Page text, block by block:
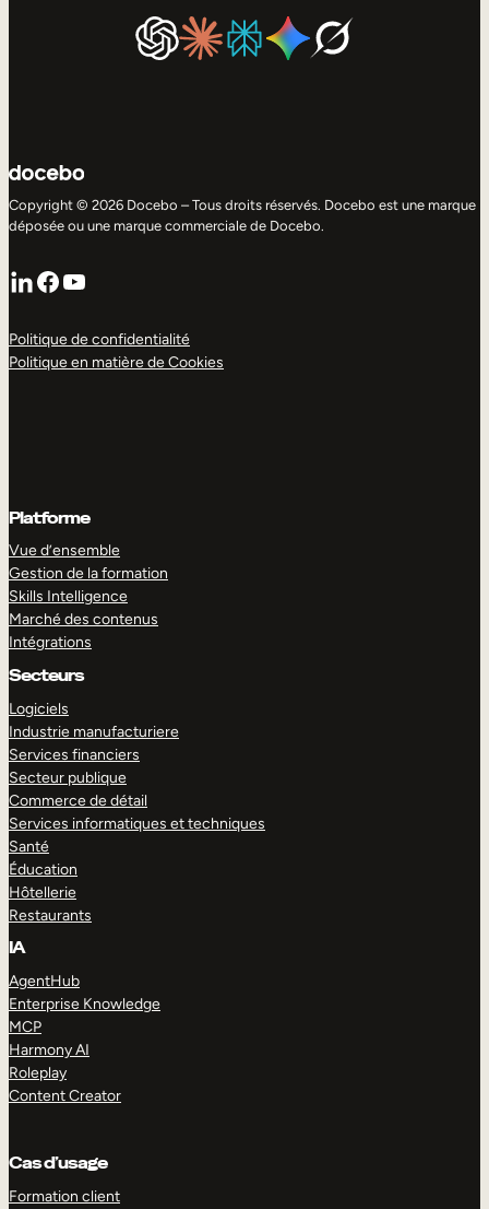
Copyright © 2026 Docebo – Tous droits réservés. Docebo est une marque
déposée ou une marque commerciale de Docebo.
LinkedIn
Facebook
YouTube
Politique de confidentialité
Politique en matière de Cookies
Platforme
Vue d’ensemble
Gestion de la formation
Skills Intelligence
Marché des contenus
Intégrations
Secteurs
Logiciels
Industrie manufacturiere
Services financiers
Secteur publique
Commerce de détail
Services informatiques et techniques
Santé
Éducation
Hôtellerie
Restaurants
IA
AgentHub
Enterprise Knowledge
MCP
Harmony AI
Roleplay
Content Creator
Cas d’usage
Formation client